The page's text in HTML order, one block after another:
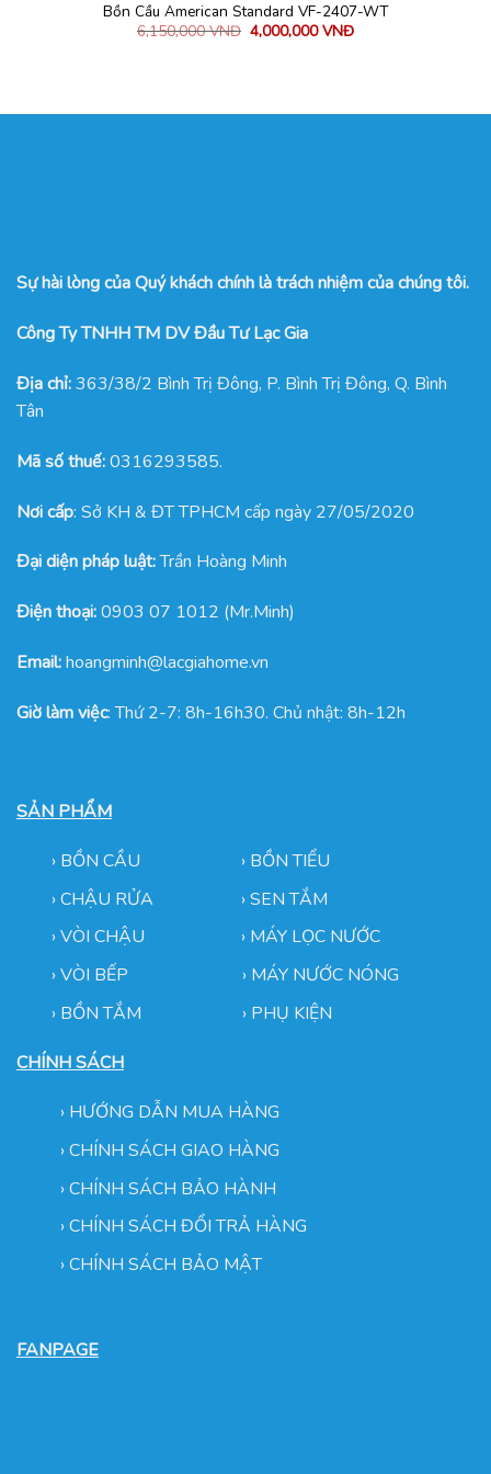
Bồn Cầu American Standard VF-2407-WT
6,150,000VNĐ 4,000,000VNĐ
Sự hài lòng của Quý khách chính là trách nhiệm của chúng tôi.
Công Ty TNHH TM DV Đầu Tư Lạc Gia
Địa chỉ:363/38/2 Bình Trị Đông, P. Bình Trị Đông, Q. Bình
Tân
Mã số thuế:0316293585.
Nơi cấp: Sở KH & ĐT TPHCM cấp ngày 27/05/2020
Đại diện pháp luật:Trần Hoàng Minh
Điện thoại:0903 07 1012 (Mr.Minh)
Email:hoangminh@lacgiahome.vn
Giờ làm việc: Thứ 2-7: 8h-16h30. Chủ nhật: 8h-12h
SẢN PHẨM
› BỒN CẦU › BỒN TIỂU
›CHẬU RỬA
› SEN TẮM
›VÒI CHẬU › MÁY LỌC NƯỚC
› VÒI BẾP
› MÁY NƯỚC NÓNG
› BỒN TẮM
› PHỤ KIỆN
CHÍNH SÁCH
› HƯỚNG DẪN MUA HÀNG
›CHÍNH SÁCH GIAO HÀNG
›CHÍNH SÁCH BẢO HÀNH
›CHÍNH SÁCH ĐỔI TRẢ HÀNG
›CHÍNH SÁCH BẢO MẬT
FANPAGE